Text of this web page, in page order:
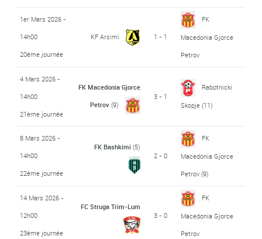
1er Mars 2026 -
14h00
20ème journée
KF Arsimi 1 - 1
FK
Macedonia Gjorce
Petrov
4 Mars 2026 -
14h00
21ème journée
FK Macedonia Gjorce
Petrov(9)
3 - 1
Rabotnicki
Skopje(11)
8 Mars 2026 -
14h00
22ème journée
FK Bashkimi (5)
2 - 0
FK
Macedonia Gjorce
Petrov(9)
14 Mars 2026 -
12h00
23ème journée
FC Struga Trim-Lum
3 - 0
FK
Macedonia Gjorce
Petrov